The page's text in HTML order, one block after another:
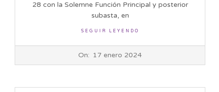
28 con la Solemne Función Principal y posterior
subasta, en
SEGUIR LEYENDO
On: 17 enero 2024